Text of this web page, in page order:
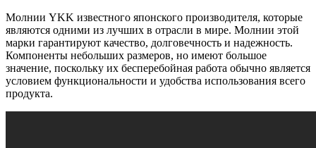
Молнии YKK известного японского производителя, которые
являются одними из лучших в отрасли в мире. Молнии этой
марки гарантируют качество, долговечность и надежность.
Компоненты небольших размеров, но имеют большое
значение, поскольку их бесперебойная работа обычно является
условием функциональности и удобства использования всего
продукта.